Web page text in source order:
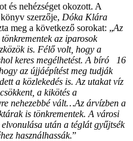
és nehézséget okozott. A
szerzője, Dóka Klára
meg a következő sorokat: „Az
az iparosok
is. Félő volt, hogy a
keres megélhetést. A bíró 16
az újjáépítést meg tudják
a közlekedés is. Az utakat víz
a kikötés a
nehezebbé vált…Az árvízben a
is tönkrementek. A városi
után a téglát gyűjtsék
használhassák.”